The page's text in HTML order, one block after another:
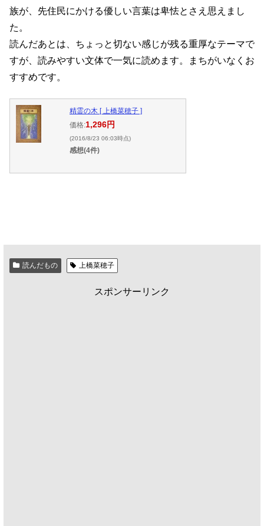
族が、先住民にかける優しい言葉は卑怯とさえ思えまし
た。
読んだあとは、ちょっと切ない感じが残る重厚なテーマで
すが、読みやすい文体で一気に読めます。まちがいなくお
すすめです。
精霊の木 [ 上橋菜穂子 ]
価格:1,296円
(2016/8/23 06:03時点)
感想(4件)
読んだもの 上橋菜穂子
スポンサーリンク